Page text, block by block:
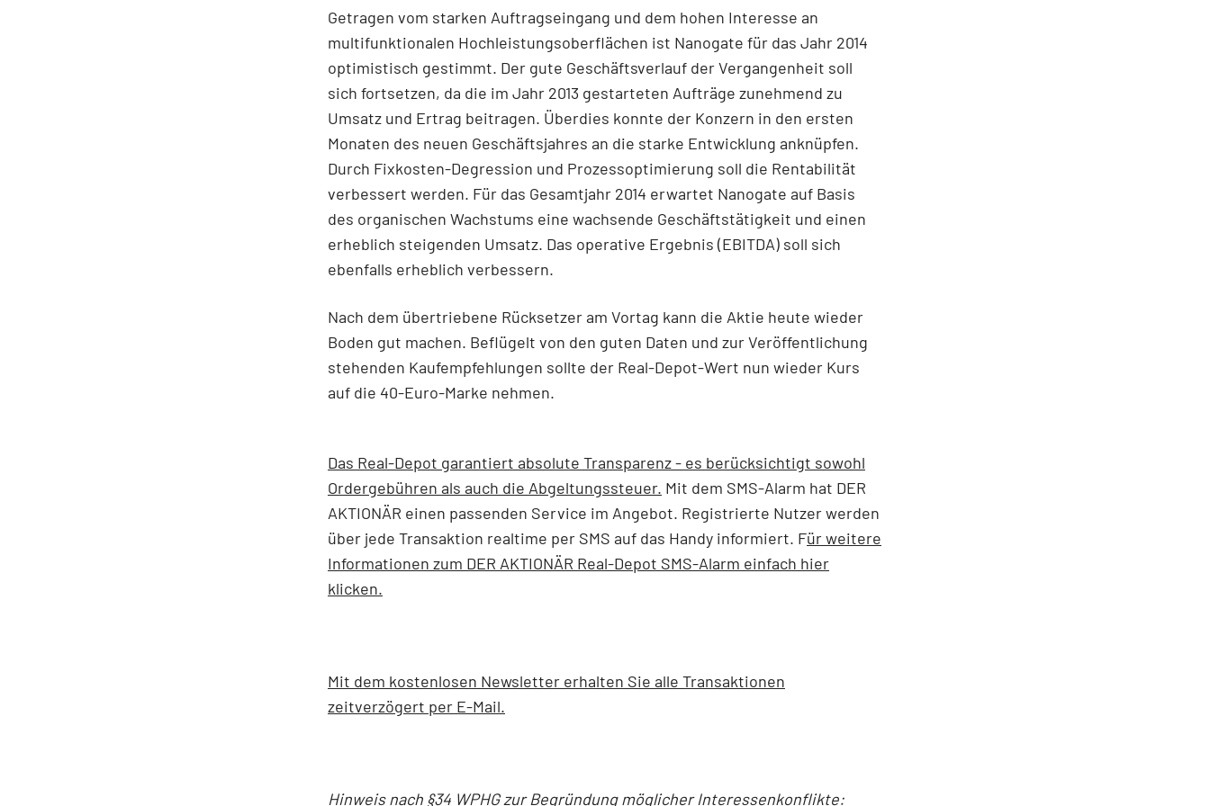
Getragen vom starken Auftragseingang und dem hohen Interesse an
multifunktionalen Hochleistungsoberflächen ist Nanogate für das Jahr 2014
optimistisch gestimmt. Der gute Geschäftsverlauf der Vergangenheit soll
sich fortsetzen, da die im Jahr 2013 gestarteten Aufträge zunehmend zu
Umsatz und Ertrag beitragen. Überdies konnte der Konzern in den ersten
Monaten des neuen Geschäftsjahres an die starke Entwicklung anknüpfen.
Durch Fixkosten-Degression und Prozessoptimierung soll die Rentabilität
verbessert werden. Für das Gesamtjahr 2014 erwartet Nanogate auf Basis
des organischen Wachstums eine wachsende Geschäftstätigkeit und einen
erheblich steigenden Umsatz. Das operative Ergebnis (EBITDA) soll sich
ebenfalls erheblich verbessern.
Nach dem übertriebene Rücksetzer am Vortag kann die Aktie heute wieder
Boden gut machen. Beflügelt von den guten Daten und zur Veröffentlichung
stehenden Kaufempfehlungen sollte der Real-Depot-Wert nun wieder Kurs
auf die 40-Euro-Marke nehmen.
Das Real-Depot garantiert absolute Transparenz - es berücksichtigt sowohl
Ordergebühren als auch die Abgeltungssteuer. Mit dem SMS-Alarm hat DER
AKTIONÄR einen passenden Service im Angebot. Registrierte Nutzer werden
über jede Transaktion realtime per SMS auf das Handy informiert. Für weitere
Informationen zum DER AKTIONÄR Real-Depot SMS-Alarm einfach hier
klicken.
Mit dem kostenlosen Newsletter erhalten Sie alle Transaktionen
zeitverzögert per E-Mail.
Hinweis nach §34 WPHG zur Begründung möglicher Interessenkonflikte: